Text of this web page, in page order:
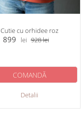
Сutie cu orhidee roz
899 lei 928lei
Detalii
COMANDĂ